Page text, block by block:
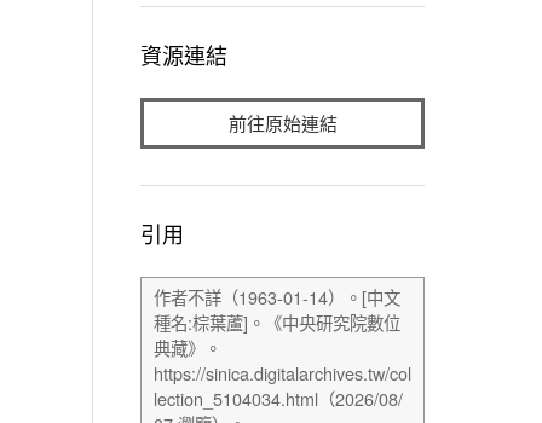
資源連結
前往原始連結
引用